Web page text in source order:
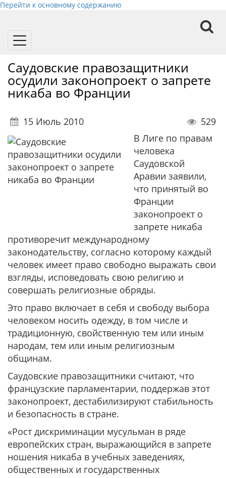
Перейти к основному содержанию
Toggle
Саудовские правозащитники
осудили законопроект о запрете
никаба во Франции
15 Июль 2010
529
В Лиге по правам
человека
Саудовской
Аравии заявили,
что принятый во
Франции
законопроект о
запрете никаба
противоречит международному
законодательству, согласно которому каждый
человек имеет право свободно выражать свои
взгляды, исповедовать свою религию и
совершать религиозные обряды.
Это право включает в себя и свободу выбора
человеком носить одежду, в том числе и
традиционную, свойственную тем или иным
народам, тем или иным религиозным
общинам.
Саудовские правозащитники считают, что
французские парламентарии, поддержав этот
законопроект, дестабилизируют стабильность
и безопасность в стране.
«Рост дискриминации мусульман в ряде
европейских стран, выражающийся в запрете
ношения никаба в учебных заведениях,
общественных и государственных